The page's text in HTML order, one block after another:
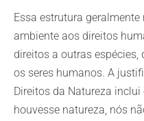
Essa estrutura
ambiente aos direitos
direitos a outras espécies,
os seres humanos. A
Direitos da Natureza
houvesse natureza, nós